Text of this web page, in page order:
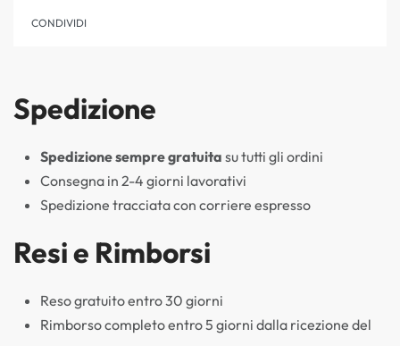
CONDIVIDI
Spedizione
Spedizione sempre gratuita su tutti gli ordini
Consegna in 2-4 giorni lavorativi
Spedizione tracciata con corriere espresso
Resi e Rimborsi
Reso gratuito entro 30 giorni
Rimborso completo entro 5 giorni dalla ricezione del